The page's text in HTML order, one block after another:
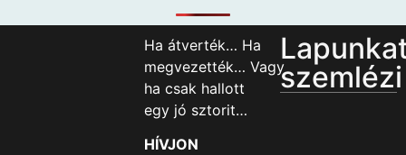
Ha átverték… Ha
megvezették… Vagy
ha csak hallott
egy jó sztorit…
HÍVJON
szemlézi